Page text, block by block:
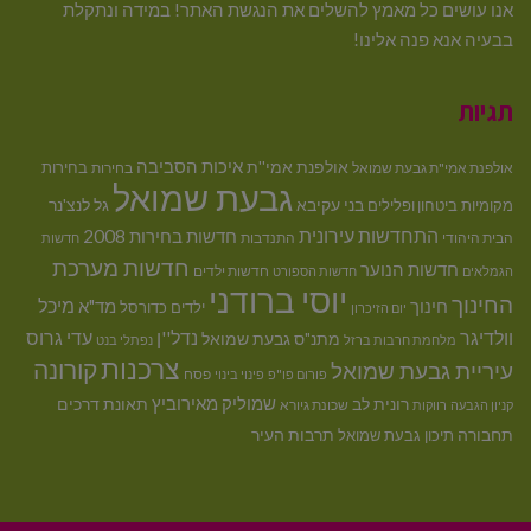
אנו עושים כל מאמץ להשלים את הנגשת האתר! במידה ונתקלת
בבעיה אנא פנה אלינו!
תגיות
אולפנת אמי"ת גבעת שמואל אולפנת אמי''תאיכות הסביבה בחירות בחירות
מקומיות ביטחון ופלילים בני עקיבא גבעת שמואל גל לנצ'נר
הבית היהודי התחדשות עירונית התנדבות חדשות בחירות 2008 חדשות
הגמלאים חדשות הנוער חדשות הספורט חדשות ילדים חדשות מערכת
החינוך חינוך יום הזיכרון יוסי ברודני ילדים כדורסל מד"א מיכל
וולדיגר מלחמת חרבות ברזל מתנ"ס גבעת שמואל נדל''ן נפתלי בנט עדי גרוס
עיריית גבעת שמואל פורום פו"פ פינוי בינוי פסח צרכנותקורונה
קניון הגבעה רווקות רונית לב שכונת גיורא שמוליק מאירוביץ תאונת דרכים
תחבורה תיכון גבעת שמואל תרבות העיר